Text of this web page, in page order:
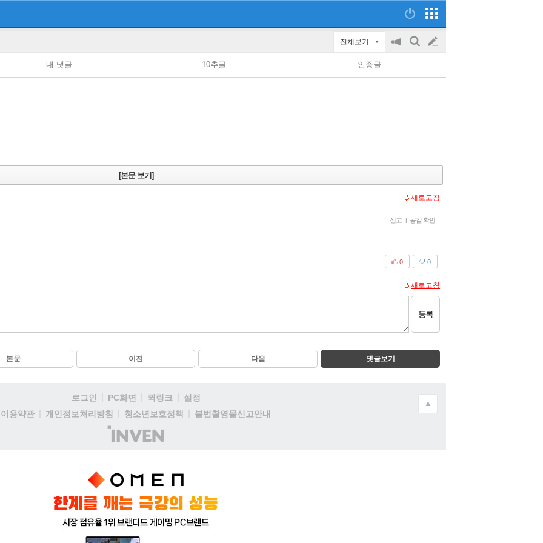
전체보기
공
on/off
검
글
쓰
내 댓글 10추글 인증글
[본문 보기]
새로고침
신고 | 공감 확인
0
0
새로고침
등록
본문 이전 다음 댓글보기
로그인 PC화면 퀵링크
설정
이용약관
개인정보처리방침 청소년보호정책
불법촬영물신고안내
(주)
인
▲